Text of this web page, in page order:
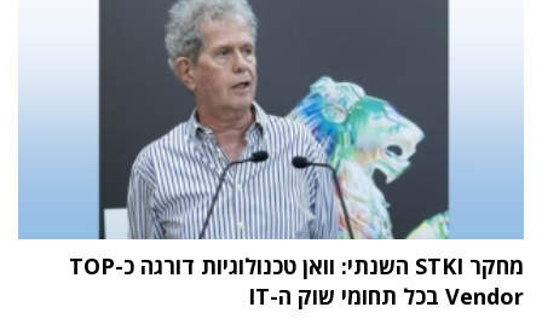
מחקר STKI השנתי: וואן טכנולוגיות דורגה כ-TOP
Vendor בכל תחומי שוק ה-IT